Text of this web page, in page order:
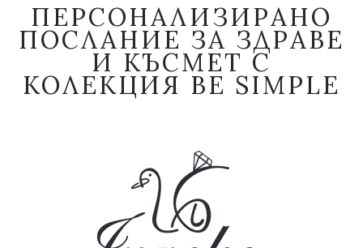
ПЕРСОНАЛИЗИРАНО
ПОСЛАНИЕ ЗА ЗДРАВЕ
И КЪСМЕТ С
КОЛЕКЦИЯ BE SIMPLE